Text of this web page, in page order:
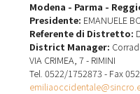
Modena - Parma -
Presidente: EMANUELE
Referente di Distretto:
District Manager:
VIA CRIMEA, 7 - RIMINI
Tel. 0522/1752873 - Fax